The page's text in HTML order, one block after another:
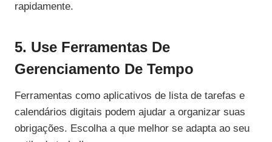
rapidamente.
5. Use Ferramentas De
Gerenciamento De Tempo
Ferramentas como aplicativos de lista de tarefas e
calendários digitais podem ajudar a organizar suas
obrigações. Escolha a que melhor se adapta ao seu